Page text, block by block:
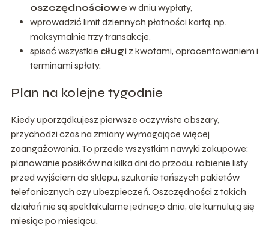
oszczędnościowe w dniu wypłaty,
wprowadzić limit dziennych płatności kartą, np.
maksymalnie trzy transakcje,
spisać wszystkie długi z kwotami, oprocentowaniem i
terminami spłaty.
Plan na kolejne tygodnie
Kiedy uporządkujesz pierwsze oczywiste obszary,
przychodzi czas na zmiany wymagające więcej
zaangażowania. To przede wszystkim nawyki zakupowe:
planowanie posiłków na kilka dni do przodu, robienie listy
przed wyjściem do sklepu, szukanie tańszych pakietów
telefonicznych czy ubezpieczeń. Oszczędności z takich
działań nie są spektakularne jednego dnia, ale kumulują się
miesiąc po miesiącu.